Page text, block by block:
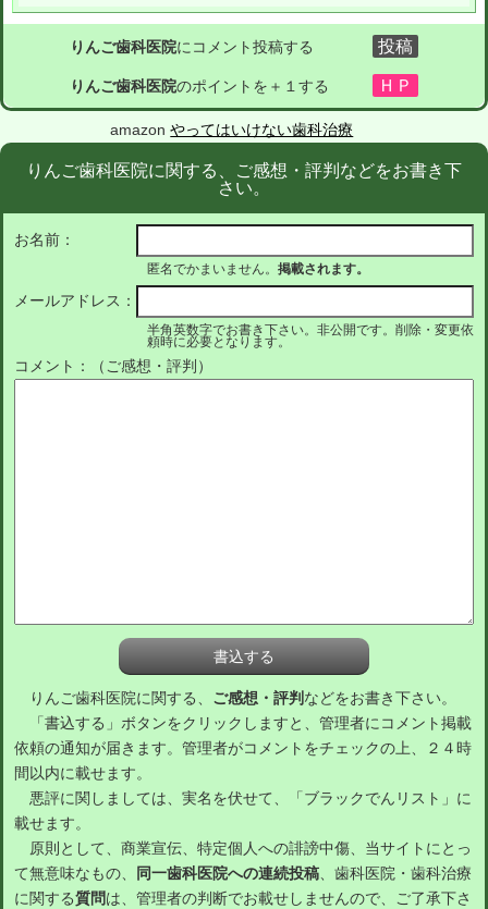
りんご歯科医院にコメント投稿する
りんご歯科医院のポイントを＋１する
amazonやってはいけない歯科治療
りんご歯科医院に関する、ご感想・評判などをお書き下
さい。
お名前：
匿名でかまいません。 掲載されます。
メールアドレス：
半角英数字でお書き下さい。非公開です。削除・変更依
頼時に必要となります。
コメント：（ご感想・評判）
りんご歯科医院に関する、 ご感想・評判 などをお書き下さい。
「書込する」ボタンをクリックしますと、管理者にコメント掲載
依頼の通知が届きます。管理者がコメントをチェックの上、２４時
間以内に載せます。
悪評に関しましては、実名を伏せて、「ブラックでんリスト」に
載せます。
原則として、商業宣伝、特定個人への誹謗中傷、当サイトにとっ
て無意味なもの、
同一歯科医院への連続投稿、歯科医院・歯科治療
に関する質問は、管理者の判断でお載せしませんので、ご了承下さ